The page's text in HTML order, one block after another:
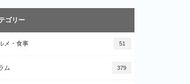
ゴリー
メ・食事 51
ム 379